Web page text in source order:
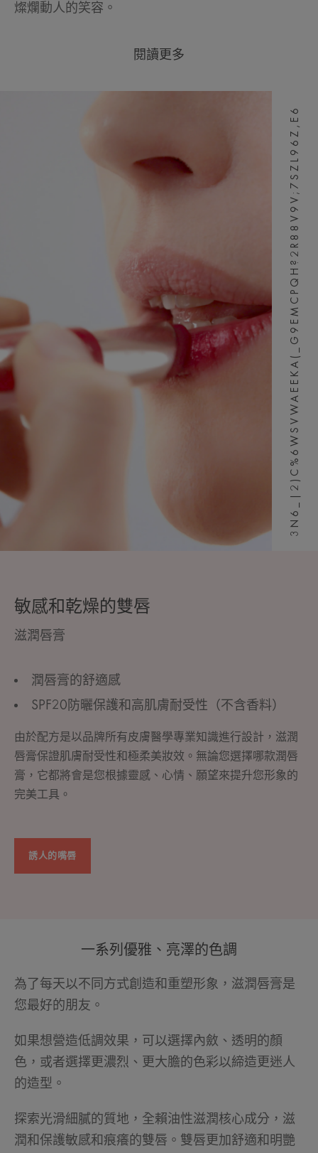
燦爛動人的笑容。
閱讀更多
敏感和乾燥的雙唇
滋潤唇膏
潤唇膏的舒適感
SPF20防曬保護和高肌膚耐受性（不含香料）
由於配方是以品牌所有皮膚醫學專業知識進行設計，滋潤
唇膏保證肌膚耐受性和極柔美妝效。無論您選擇哪款潤唇
膏，它都將會是您根據靈感、心情、願望來提升您形象的
完美工具。
誘人的嘴唇
3N6_|2)C%6WSVWAEEKA(_G9EMCPQH?2R88V9V;7SZL96Z,E6
一系列優雅、亮澤的色調
為了每天以不同方式創造和重塑形象，滋潤唇膏是
您最好的朋友。
如果想營造低調效果，可以選擇內斂、透明的顏
色，或者選擇更濃烈、更大膽的色彩以締造更迷人
的造型。
探索光滑細膩的質地，全賴油性滋潤核心成分，滋
潤和保護敏感和痕癢的雙唇。雙唇更加舒適和明艷